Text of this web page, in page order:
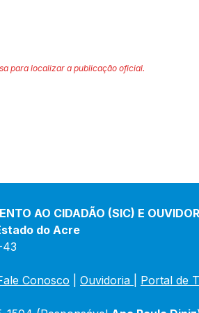
para localizar a publicação oficial.
AO CIDADÃO (SIC) E
do Acre
43
Conosco Ouvidoria Portal de